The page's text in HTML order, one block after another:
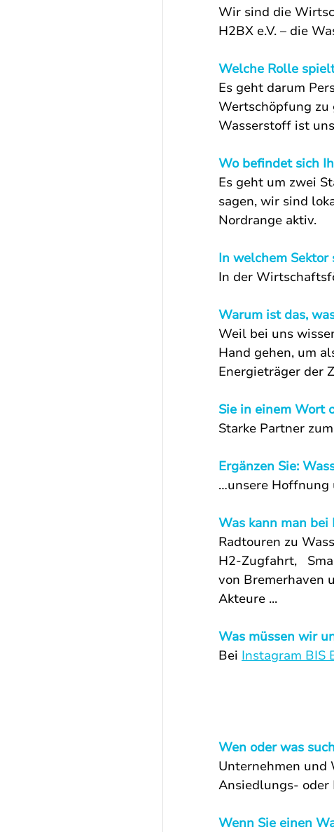
Wir sind die
H2BX e.V. – die
Welche Rolle
Es geht darum
Wertschöpfung zu
Wasserstoff ist
Wo befindet sich
Es geht um zwei
sagen, wir sind
Nordrange aktiv.
In welchem Sektor
In der
Warum ist das,
Weil bei uns
Hand gehen, um
Energieträger der
Sie in einem Wort
Starke Partner
Ergänzen Sie:
…unsere Hoffnung
Was kann man
Radtouren zu
H2-Zugfahrt,
von Bremerhaven
Akteure ...
Was müssen wir
Bei Instagram BIS
Wen oder was
Unternehmen und
Ansiedlungs- oder
Wenn Sie einen